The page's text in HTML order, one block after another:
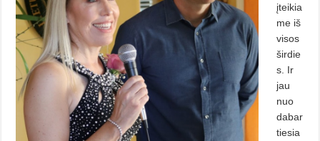
įteikia
me iš
visos
širdie
s. Ir
jau
nuo
dabar
tiesia